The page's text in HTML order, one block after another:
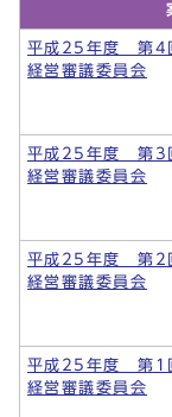
平成25年度 第4
経営審議委員会
平成25年度 第3
経営審議委員会
平成25年度 第2
経営審議委員会
平成25年度 第1
経営審議委員会